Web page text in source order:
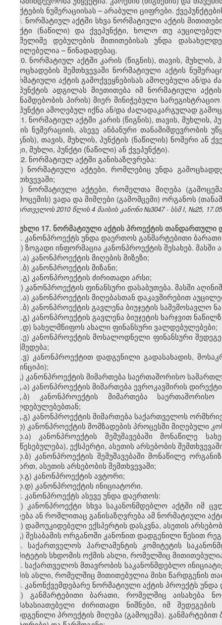
პუნქტების ნუმერაციისას – არაბული ციფრები.
9. ნორმატიულ აქტში სხვა ნორმატიული აქტის
პუნქტი (ნაწილი) და ქვეპუნქტი, ხოლო თუ
რომელიმე დებულების მითითებისას უნდა
აუცილებელია – წინადადებაც.
10. ნორმატიულ აქტში კარის (წიგნის), თავის,
გამოცხადების შემთხვევაში ნორმატიული აქტის
ნორმატიული აქტის გამოქვეყნებისას ამოღებული ან/და
ქვეპუნქტის ადგილას მიეთითება იმ ნორმატიული
(თანამდებობის პირის) მიერ მინიჭებული
ქვეპუნქტი ამოღებულ იქნა ან/და ძალადაკარგულად
11. ნორმატიულ აქტში კარის (წიგნის), თავის, მუხლის,
აქტის ნუმერაციის, ასევე ანბანური თანამიმდევრობის
(წიგნის), თავის, მუხლის, პუნქტის (ნაწილის) ნომერი ან
თავი, მუხლი, პუნქტი (ნაწილი) ან ქვეპუნქტი).
12. ნორმატიულ აქტში განისაზღვრება:
ა) ნორმატიული აქტები, რომლებიც უნდა
შემთხვევაში;
ბ) ნორმატიული აქტები, რომელთა მიღება
(გამოცემის) ვადა და მიმღები (გამომცემი) ორგანოს
საქართველოს 2010 წლის 4 მაისის კანონი №3047 - სსმ I, №25,
მუხლი 17. ნორმატიული აქტის პროექტის თანდართული
1. კანონპროექტს უნდა დაერთოს განმარტებითი
ა) ზოგადი ინფორმაცია კანონპროექტის შესახებ. მასში
ა.ა) კანონპროექტის მიღების მიზეზი;
ა.ბ) კანონპროექტის მიზანი;
ა.გ) კანონპროექტის ძირითადი არსი;
ბ) კანონპროექტის ფინანსური დასაბუთება. მასში
ბ.ა) კანონპროექტის მიღებასთან დაკავშირებით
ბ.ბ) კანონპროექტის გავლენა ბიუჯეტის საშემოსავლო
ბ.გ) კანონპროექტის გავლენა ბიუჯეტის ხარჯვით
ბ.დ) სახელმწიფოს ახალი ფინანსური ვალდებულებები;
ბ.ე) კანონპროექტის მოსალოდნელი ფინანსური
მოქმედება;
ბ.ვ) კანონპროექტით დადგენილი გადასახადის,
(პრინციპი);
გ) კანონპროექტის მიმართება საერთაშორისო
გ.ა) კანონპროექტის მიმართება ევროკავშირის
გ.ბ) კანონპროექტის მიმართება
ვალდებულებებთან;
გ.გ) კანონპროექტის მიმართება საქართველოს
დ) კანონპროექტის მომზადების პროცესში მიღებული
დ.ა) კანონპროექტის შემუშავებაში მონაწილე
(დაწესებულება), ექსპერტი, ასეთის არსებობის
დ.ბ) კანონპროექტის შემუშავებაში მონაწილე
მიმართ, ასეთის არსებობის შემთხვევაში;
დ.გ) კანონპროექტის ავტორი;
დ.დ) კანონპროექტის ინიციატორი.
2. კანონპროექტს ასევე უნდა დაერთოს:
ა) კანონპროექტი სხვა საკანონმდებლო აქტში იმ
მიღება ან რომლითაც განისაზღვრება ამ ნორმატიული
ბ) დამოუკიდებელი ექსპერტის დასკვნა, ასეთის
გ) შესაბამის ორგანოში კანონით დადგენილი წესით
3. საქართველოს პარლამენტის კომიტეტის
კომიტეტის სხდომის ოქმის ასლი, რომელშიც
4. საქართველოს მთავრობის საკანონმდებლო
ოქმის ასლი, რომელშიც მითითებულია მისი წარდგენის
5. კანონქვემდებარე ნორმატიული აქტის პროექტს
ა) განმარტებითი ბარათი, რომელშიც აისახება
დამახასიათებელი ძირითადი ნიშნები, იმ
წარდგენილი პროექტის მიღება (გამოცემა).